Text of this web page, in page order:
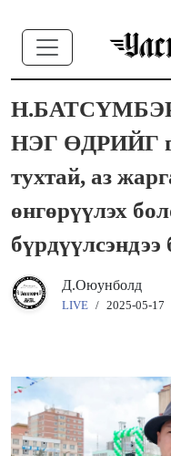
НЭГ ӨДРИЙГ
тухтай, аз
өнгөрүүлэх
Д.Оюунболд
LIVE / 2025-05-17